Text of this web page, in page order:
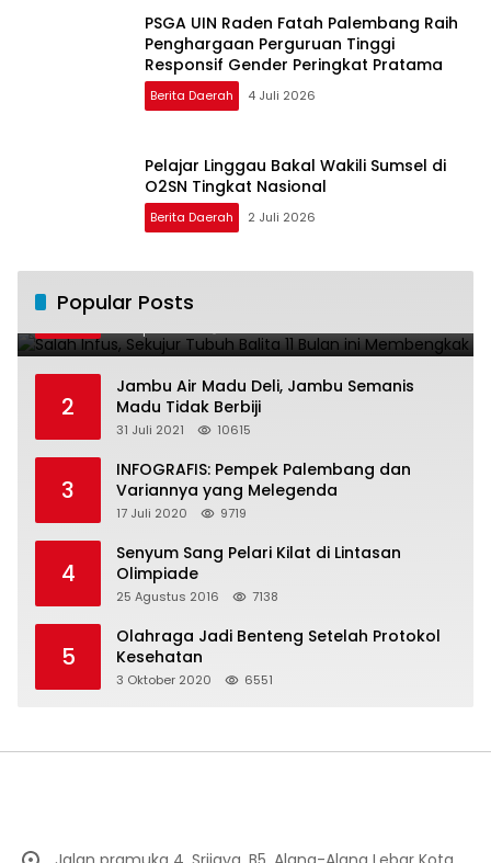
PSGA UIN Raden Fatah Palembang Raih
Penghargaan Perguruan Tinggi
Responsif Gender Peringkat Pratama
Berita Daerah 4 Juli 2026
Pelajar Linggau Bakal Wakili Sumsel di
O2SN Tingkat Nasional
Berita Daerah 2 Juli 2026
Popular Posts
1
ini Membengkak
2
Jambu Air Madu Deli, Jambu Semanis
Madu Tidak Berbiji
31 Juli 2021 10615
3
INFOGRAFIS: Pempek Palembang dan
Variannya yang Melegenda
17 Juli 2020 9719
4
Senyum Sang Pelari Kilat di Lintasan
Olimpiade
25 Agustus 2016 7138
5
Olahraga Jadi Benteng Setelah Protokol
Kesehatan
3 Oktober 2020 6551